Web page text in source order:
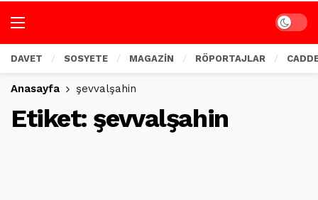
Dark
DAVET SOSYETE MAGAZİN RÖPORTAJLAR
Anasayfa şevvalşahin
Etiket: şevvalşahin